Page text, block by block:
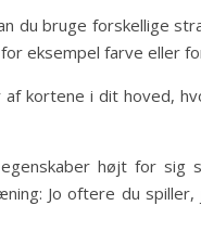
du bruge forskellige
eksempel farve eller
af kortene i dit hoved,
højt for
Jo oftere du